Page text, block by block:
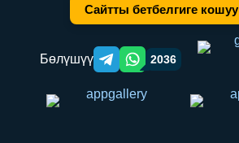
Сайтты бетбелгиге кошуу
Бөлүшүү Telegram orqali ulashish
WhatsApp orqali ulashish
2036